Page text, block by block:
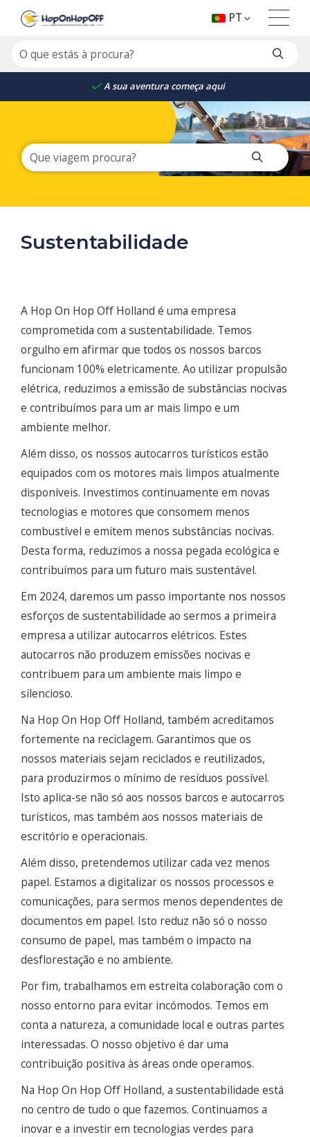
A sua aventura começa aqui
PT
Sustentabilidade
A Hop On Hop Off Holland é uma empresa
comprometida com a sustentabilidade. Temos
orgulho em afirmar que todos os nossos barcos
funcionam 100% eletricamente. Ao utilizar propulsão
elétrica, reduzimos a emissão de substâncias nocivas
e contribuímos para um ar mais limpo e um
ambiente melhor.
Além disso, os nossos autocarros turísticos estão
equipados com os motores mais limpos atualmente
disponíveis. Investimos continuamente em novas
tecnologias e motores que consomem menos
combustível e emitem menos substâncias nocivas.
Desta forma, reduzimos a nossa pegada ecológica e
contribuímos para um futuro mais sustentável.
Em 2024, daremos um passo importante nos nossos
esforços de sustentabilidade ao sermos a primeira
empresa a utilizar autocarros elétricos. Estes
autocarros não produzem emissões nocivas e
contribuem para um ambiente mais limpo e
silencioso.
Na Hop On Hop Off Holland, também acreditamos
fortemente na reciclagem. Garantimos que os
nossos materiais sejam reciclados e reutilizados,
para produzirmos o mínimo de resíduos possível.
Isto aplica-se não só aos nossos barcos e autocarros
turísticos, mas também aos nossos materiais de
escritório e operacionais.
Além disso, pretendemos utilizar cada vez menos
papel. Estamos a digitalizar os nossos processos e
comunicações, para sermos menos dependentes de
documentos em papel. Isto reduz não só o nosso
consumo de papel, mas também o impacto na
desflorestação e no ambiente.
Por fim, trabalhamos em estreita colaboração com o
nosso entorno para evitar incómodos. Temos em
conta a natureza, a comunidade local e outras partes
interessadas. O nosso objetivo é dar uma
contribuição positiva às áreas onde operamos.
Na Hop On Hop Off Holland, a sustentabilidade está
no centro de tudo o que fazemos. Continuamos a
inovar e a investir em tecnologias verdes para